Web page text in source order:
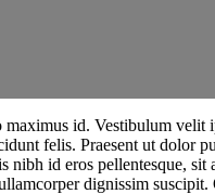
id. Vestibulum
felis. Praesent ut dolor
nibh id eros pellentesque,
dignissim